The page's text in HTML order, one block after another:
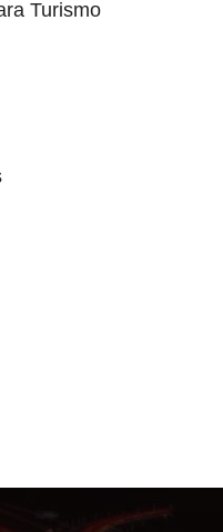
Turismo